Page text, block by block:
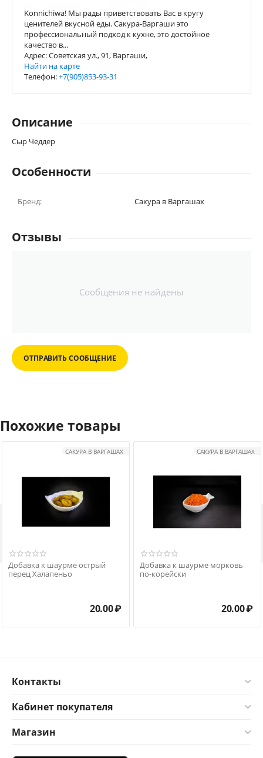
Konnichiwa! Мы рады приветствовать Вас в кругу
ценителей вкусной еды. Сакура-Варгаши это
профессиональный подход к кухне, это достойное
качество в...
Адрес: Советская ул., 91, Варгаши,
Найти на карте
Телефон:+7(905)853-93-31
Описание
Сыр Чеддер
Особенности
Бренд: Сакура в Варгашах
Отзывы
Сообщения не найдены
ОТПРАВИТЬ СООБЩЕНИЕ
Похожие товары
САКУРА В ВАРГАШАХ
Добавка к шаурме острый
перец Халапеньо
20.00₽
САКУРА В ВАРГАШАХ
Добавка к шаурме морковь
по-корейски
20.00₽
Контакты
Кабинет покупателя
Магазин